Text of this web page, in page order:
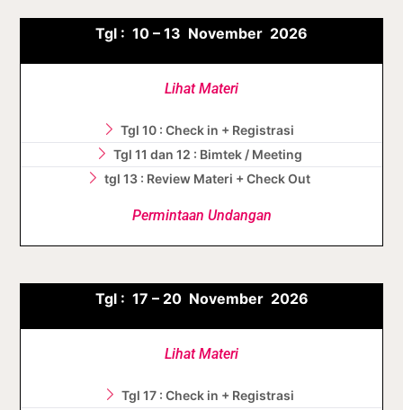
Tgl : 10 – 13 November 2026
Lihat Materi
Tgl 10 : Check in + Registrasi
Tgl 11 dan 12 : Bimtek / Meeting
tgl 13 : Review Materi + Check Out
Permintaan Undangan
Tgl : 17 – 20 November 2026
Lihat Materi
Tgl 17 : Check in + Registrasi